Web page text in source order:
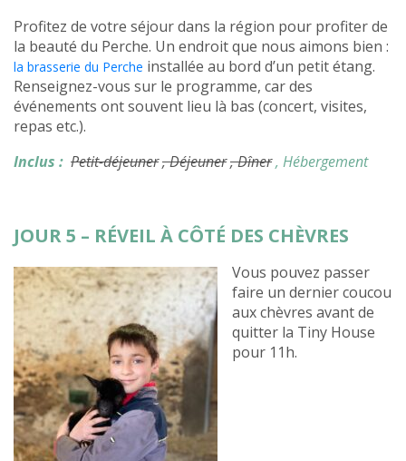
Profitez de votre séjour dans la région pour profiter de
la beauté du Perche. Un endroit que nous aimons bien :
la brasserie du Perche installée au bord d’un petit étang.
Renseignez-vous sur le programme, car des
événements ont souvent lieu là bas (concert, visites,
repas etc.).
Inclus : Petit-déjeuner, Déjeuner, Dîner, Hébergement
JOUR 5 – RÉVEIL À CÔTÉ DES CHÈVRES
Vous pouvez passer
faire un dernier coucou
aux chèvres avant de
quitter la Tiny House
pour 11h.